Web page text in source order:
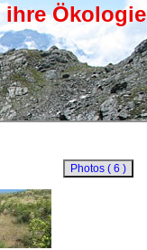
Ökologie